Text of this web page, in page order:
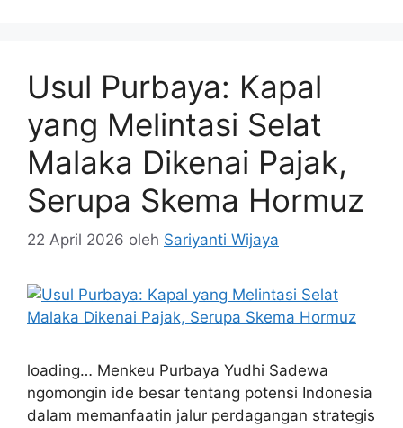
Usul Purbaya: Kapal
yang Melintasi Selat
Malaka Dikenai Pajak,
Serupa Skema Hormuz
22 April 2026 oleh Sariyanti Wijaya
loading… Menkeu Purbaya Yudhi Sadewa
ngomongin ide besar tentang potensi Indonesia
dalam memanfaatin jalur perdagangan strategis